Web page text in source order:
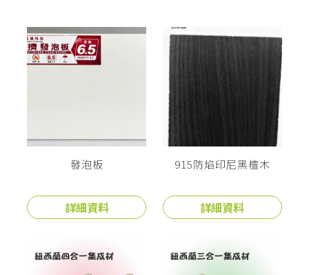
發泡板
詳細資料
915防焰印尼黑檀木
詳細資料